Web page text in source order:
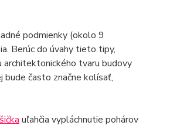
podmienky (okolo 9
Berúc do úvahy tieto tipy,
architektonického tvaru budovy
často značne kolísať,
uľahčia vypláchnutie pohárov